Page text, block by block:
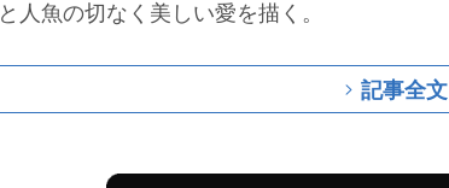
と人魚の切なく美しい愛を描く。
記事全文